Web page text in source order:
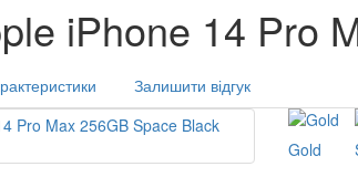
iPhone 14 Pro
Залишити відгук
Gold